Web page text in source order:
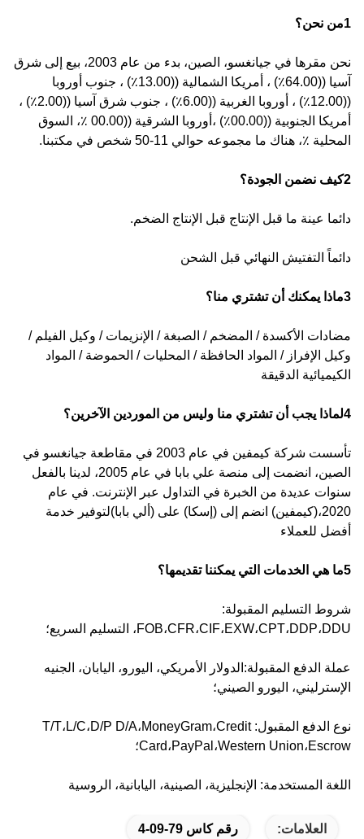
1من نحن؟
نحن مقرها في جيانغسو، الصين، بدء من عام 2003، بيع إلى شرق
آسيا ((64.00٪) ، أمريكا الشمالية ((13.00٪) ، جنوب أوروبا
((12.00٪) ، أوروبا الغربية ((6.00٪) ، جنوب شرق آسيا ((2.00٪) ،
أمريكا الجنوبية ((00.00٪) ،أوروبا الشرقية ((00.00 ٪، السوق
المحلية ٪، هناك ما مجموعه حوالي 11-50 شخص في مكتبنا.
2كيف نضمن الجودة؟
دائما عينة ما قبل الإنتاج قبل الإنتاج الضخم.
دائماً التفتيش النهائي قبل الشحن
3ماذا يمكنك أن تشتري منا؟
مضادات الأكسدة / المضخم / الصبغة / الإنزيمات / وكيل الفيلم /
وكيل الإفراز / المواد الحافظة / المحليات / الحموضة / المواد
الكيميائية الدقيقة
4لماذا يجب أن تشتري منا وليس من الموردين الآخرين؟
تأسست شركة كيمفين في عام 2003 في مقاطعة جيانغسو في
الصين، انضمت إلى منصة علي بابا في عام 2005، لدينا بالفعل
سنوات عديدة من الخبرة في التداول عبر الإنترنت. في عام
2020،(كيمفين) انضم إلى (إسكا) على (ألي بابا)لتوفير خدمة
أفضل للعملاء
5ما هي الخدمات التي يمكننا تقديمها؟
شروط التسليم المقبولة:
FOB،CFR،CIF،EXW،CPT،DDP،DDU، التسليم السريع؛
عملة الدفع المقبولة:الدولار الأمريكي، اليورو، اليابان، الجنيه
الإسترليني، اليورو الصيني؛
نوع الدفع المقبول: T/T،L/C،D/P D/A،MoneyGram،Credit
Card،PayPal،Western Union،Escrow؛
اللغة المستخدمة: الإنجليزية، الصينية، اليابانية، الروسية
العلامات: رقم كاس 79-09-4